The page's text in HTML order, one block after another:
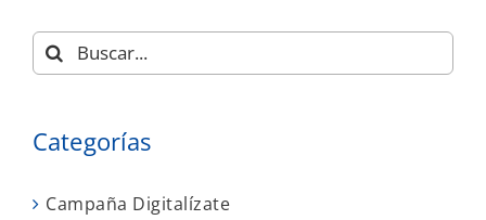
Buscar:
Categorías
Campaña Digitalízate